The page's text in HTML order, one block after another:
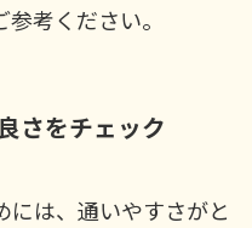
考ください。
さをチェック
には、通いやすさがと